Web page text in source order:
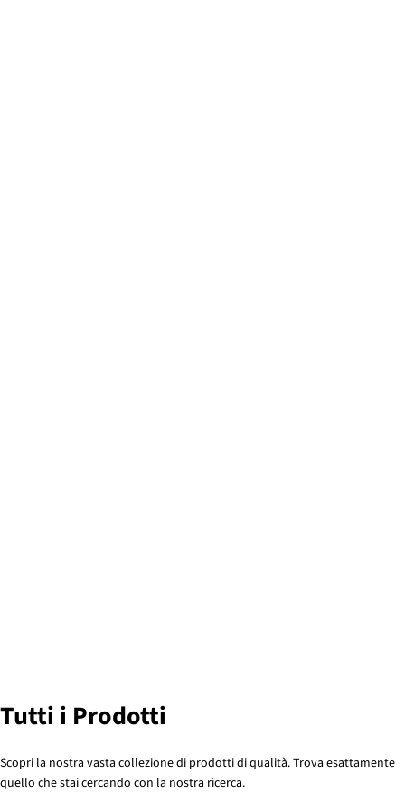
Tutti i Prodotti
Scopri la nostra vasta collezione di prodotti di qualità. Trova esattamente
quello che stai cercando con la nostra ricerca.